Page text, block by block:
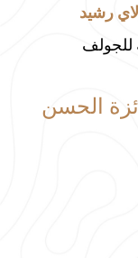
رشيد
للجولف
الحسن